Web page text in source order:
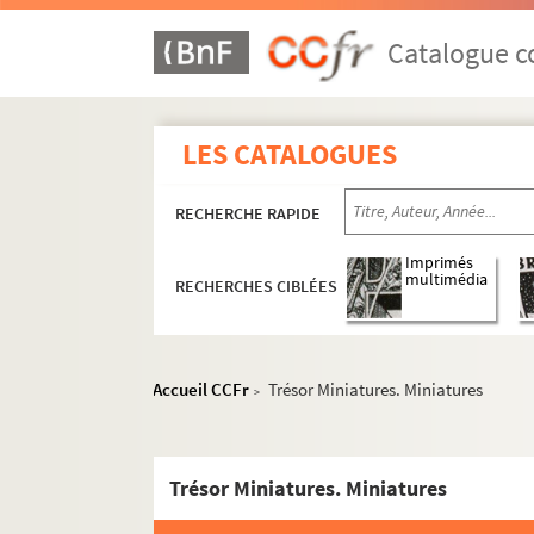
Catalogue
LES CATALOGUES
RECHERCHE RAPIDE
RECHERCHES CIBLÉES
Imprimés
multimédia
Accueil CCFr > Trésor Miniatures. Miniatures
Trésor Miniatures. Miniatures